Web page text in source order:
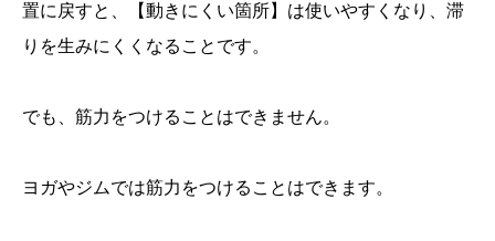
置に戻すと、【動きにくい箇所】は使いやすくなり、滞
りを生みにくくなることです。
でも、筋力をつけることはできません。
ヨガやジムでは筋力をつけることはできます。